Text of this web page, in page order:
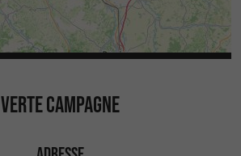
VERTE CAMPAGNE